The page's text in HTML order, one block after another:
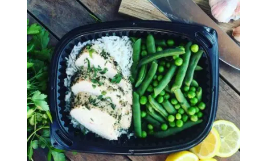
asadas
cantidad